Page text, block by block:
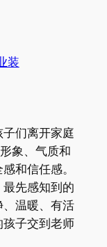
装
们离开家庭
象、气质和
和信任感。
先感知到的
温暖、有活
子交到老师